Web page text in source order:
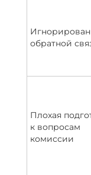
обратной
Плохая
к вопросам
комиссии